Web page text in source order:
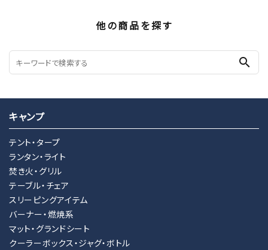
他の商品を探す
search
キャンプ
テント・タープ
ランタン・ライト
焚き火・グリル
テーブル・チェア
スリーピングアイテム
バーナー・燃焼系
マット・グランドシート
クーラーボックス・ジャグ・ボトル